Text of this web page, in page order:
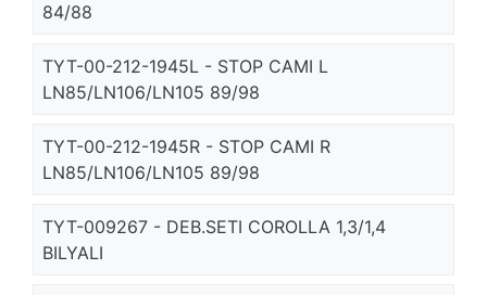
84/88
TYT-00-212-1945L - STOP CAMI L
LN85/LN106/LN105 89/98
TYT-00-212-1945R - STOP CAMI R
LN85/LN106/LN105 89/98
TYT-009267 - DEB.SETI COROLLA 1,3/1,4
BILYALI